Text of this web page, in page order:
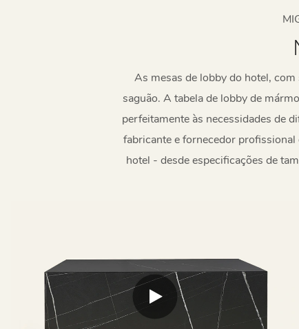
As mesas de lobby do hotel,
saguão. A tabela de lobby de
perfeitamente às necessidades de
fabricante e fornecedor
hotel - desde especificações de